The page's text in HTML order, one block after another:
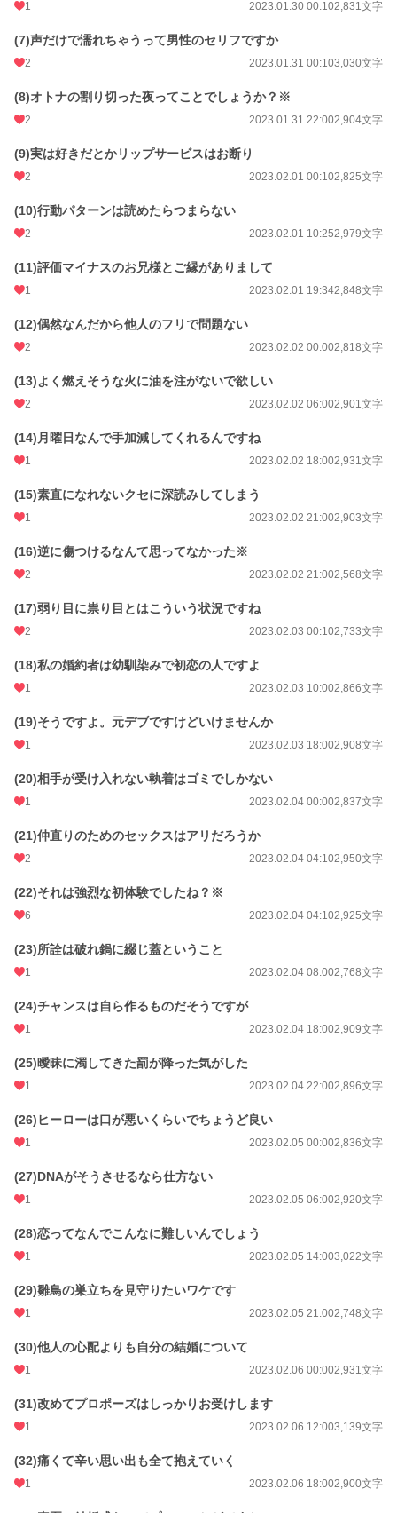
1 2023.01.30 00:102,831文字
(7)声だけで濡れちゃうって男性のセリフですか
2 2023.01.31 00:103,030文字
(8)オトナの割り切った夜ってことでしょうか？※
2 2023.01.31 22:002,904文字
(9)実は好きだとかリップサービスはお断り
2 2023.02.01 00:102,825文字
(10)行動パターンは読めたらつまらない
2 2023.02.01 10:252,979文字
(11)評価マイナスのお兄様とご縁がありまして
1 2023.02.01 19:342,848文字
(12)偶然なんだから他人のフリで問題ない
2 2023.02.02 00:002,818文字
(13)よく燃えそうな火に油を注がないで欲しい
2 2023.02.02 06:002,901文字
(14)月曜日なんで手加減してくれるんですね
1 2023.02.02 18:002,931文字
(15)素直になれないクセに深読みしてしまう
1 2023.02.02 21:002,903文字
(16)逆に傷つけるなんて思ってなかった※
2 2023.02.02 21:002,568文字
(17)弱り目に祟り目とはこういう状況ですね
2 2023.02.03 00:102,733文字
(18)私の婚約者は幼馴染みで初恋の人ですよ
1 2023.02.03 10:002,866文字
(19)そうですよ。元デブですけどいけませんか
1 2023.02.03 18:002,908文字
(20)相手が受け入れない執着はゴミでしかない
1 2023.02.04 00:002,837文字
(21)仲直りのためのセックスはアリだろうか
2 2023.02.04 04:102,950文字
(22)それは強烈な初体験でしたね？※
6 2023.02.04 04:102,925文字
(23)所詮は破れ鍋に綴じ蓋ということ
1 2023.02.04 08:002,768文字
(24)チャンスは自ら作るものだそうですが
1 2023.02.04 18:002,909文字
(25)曖昧に濁してきた罰が降った気がした
1 2023.02.04 22:002,896文字
(26)ヒーローは口が悪いくらいでちょうど良い
1 2023.02.05 00:002,836文字
(27)DNAがそうさせるなら仕方ない
1 2023.02.05 06:002,920文字
(28)恋ってなんでこんなに難しいんでしょう
1 2023.02.05 14:003,022文字
(29)雛鳥の巣立ちを見守りたいワケです
1 2023.02.05 21:002,748文字
(30)他人の心配よりも自分の結婚について
1 2023.02.06 00:002,931文字
(31)改めてプロポーズはしっかりお受けします
1 2023.02.06 12:003,139文字
(32)痛くて辛い思い出も全て抱えていく
1 2023.02.06 18:002,900文字